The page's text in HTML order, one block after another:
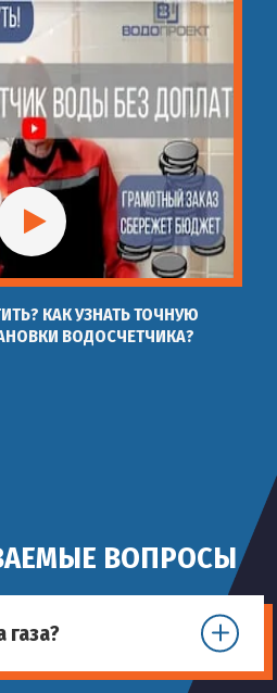
КАК УЗНАТЬ ТОЧНУЮ
ВОДОСЧЕТЧИКА?
ВОПРОСЫ
газа?